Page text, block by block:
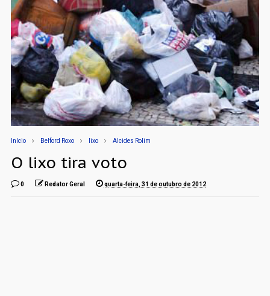
Início Belford Roxo lixo Alcides Rolim
O lixo tira voto
0 Redator Geral quarta-feira, 31 de outubro de 2012